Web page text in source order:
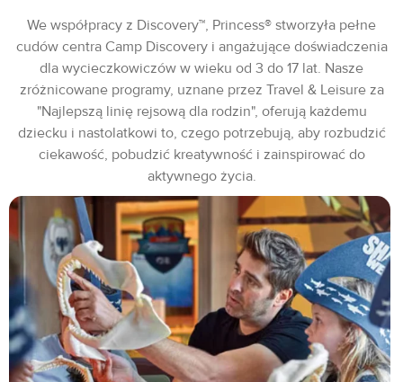
We współpracy z Discovery™, Princess® stworzyła pełne
cudów centra Camp Discovery i angażujące doświadczenia
dla wycieczkowiczów w wieku od 3 do 17 lat. Nasze
zróżnicowane programy, uznane przez Travel & Leisure za
"Najlepszą linię rejsową dla rodzin", oferują każdemu
dziecku i nastolatkowi to, czego potrzebują, aby rozbudzić
ciekawość, pobudzić kreatywność i zainspirować do
aktywnego życia.